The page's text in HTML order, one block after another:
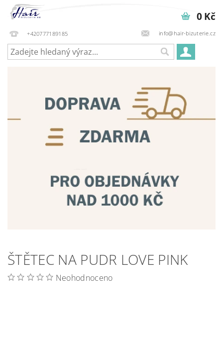
+420777189185 info@hair-bizuterie.cz
0 Kč
ŠTĚTEC NA PUDR LOVE PINK
Neohodnoceno